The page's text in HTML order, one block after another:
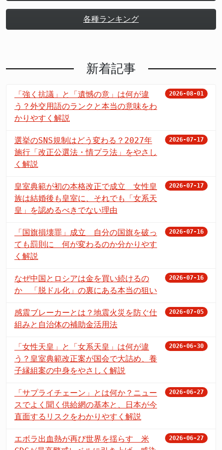
各種ランキング
新着記事
「強く抗議」と「遺憾の意」は何が違
う？外交用語のランクと本当の意味をわ
かりやすく解説
2026-08-01
選挙のSNS規制はどう変わる？2027年
施行「改正公選法・情プラ法」をやさし
く解説
2026-07-17
皇室典範が初の本格改正で成立 女性皇
族は結婚後も皇室に、それでも「女系天
皇」を認めるべきでない理由
2026-07-17
「国旗損壊罪」成立 自分の国旗を破っ
ても罰則に 何が変わるのか分かりやす
く解説
2026-07-16
なぜ中国とロシアは金を買い続けるの
か 「脱ドル化」の裏にある本当の狙い
2026-07-16
感震ブレーカーとは？地震火災を防ぐ仕
組みと自治体の補助金活用法
2026-07-05
「女性天皇」と「女系天皇」は何が違
う？皇室典範改正案が国会で大詰め、養
子縁組案の中身をやさしく解説
2026-06-30
「サプライチェーン」とは何か？ニュー
スでよく聞く供給網の基本と、日本が今
直面するリスクをわかりやすく解説
2026-06-27
エボラ出血熱が再び世界を揺らす 米
2026-06-27